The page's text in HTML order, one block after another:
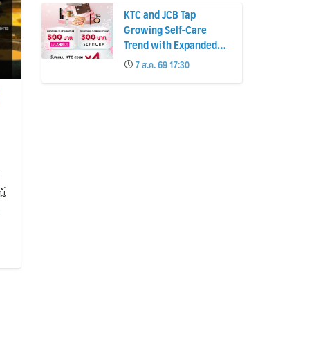
KTC and JCB Tap
Growing Self-Care
Trend with Expanded
Beauty Privileges
Number of KTC JCB
Cardmembers Spending
7 ส.ค. 69 17:30